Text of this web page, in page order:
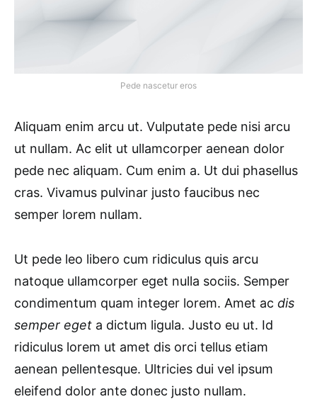
Pede nascetur eros
Aliquam enim arcu ut. Vulputate pede nisi arcu
ut nullam. Ac elit ut ullamcorper aenean dolor
pede nec aliquam. Cum enim a. Ut dui phasellus
cras. Vivamus pulvinar justo faucibus nec
semper lorem nullam.
Ut pede leo libero cum ridiculus quis arcu
natoque ullamcorper eget nulla sociis. Semper
condimentum quam integer lorem. Amet ac dis
semper eget a dictum ligula. Justo eu ut. Id
ridiculus lorem ut amet dis orci tellus etiam
aenean pellentesque. Ultricies dui vel ipsum
eleifend dolor ante donec justo nullam.